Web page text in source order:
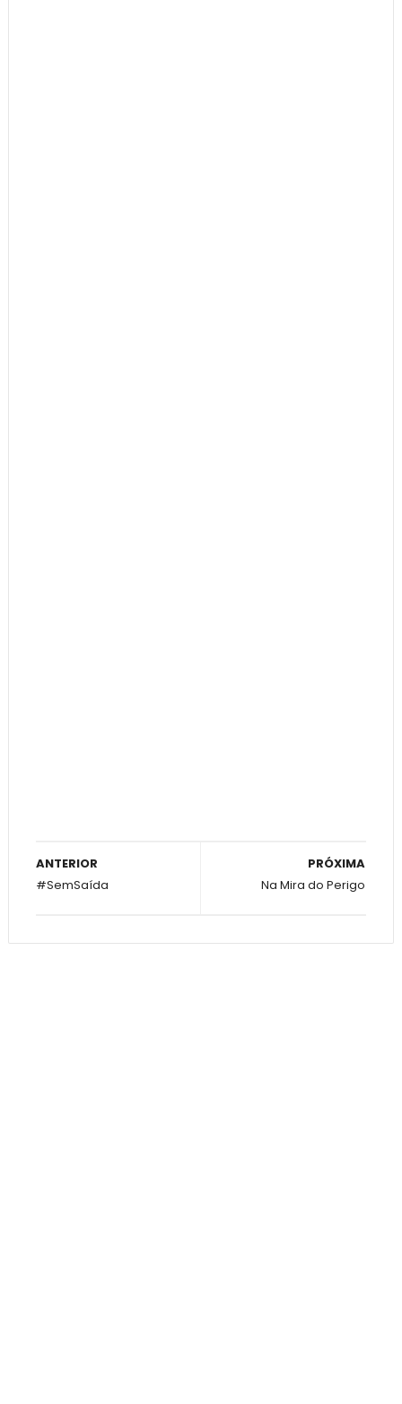
PRÓXIMA
Na Mira do Perigo
ANTERIOR
#SemSaída